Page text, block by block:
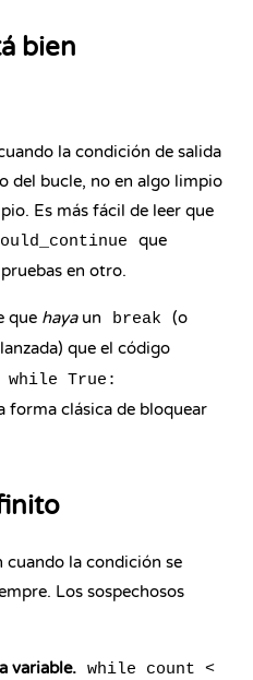
bien
la condición de salida
del bucle, no en algo limpio
Es más fácil de leer que
que
en otro.
que hayaun break (o
que el código
while True:
forma clásica de bloquear
la condición se
Los sospechosos
variable. while count <